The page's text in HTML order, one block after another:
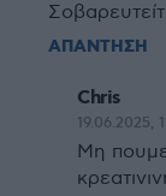
ΑΠΑΝΤΗΣΗ
Chris
19.06.2025,
Μη